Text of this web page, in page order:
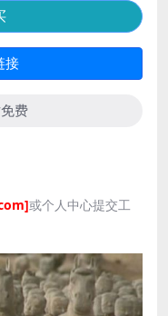
接
费
或个人中心提交工